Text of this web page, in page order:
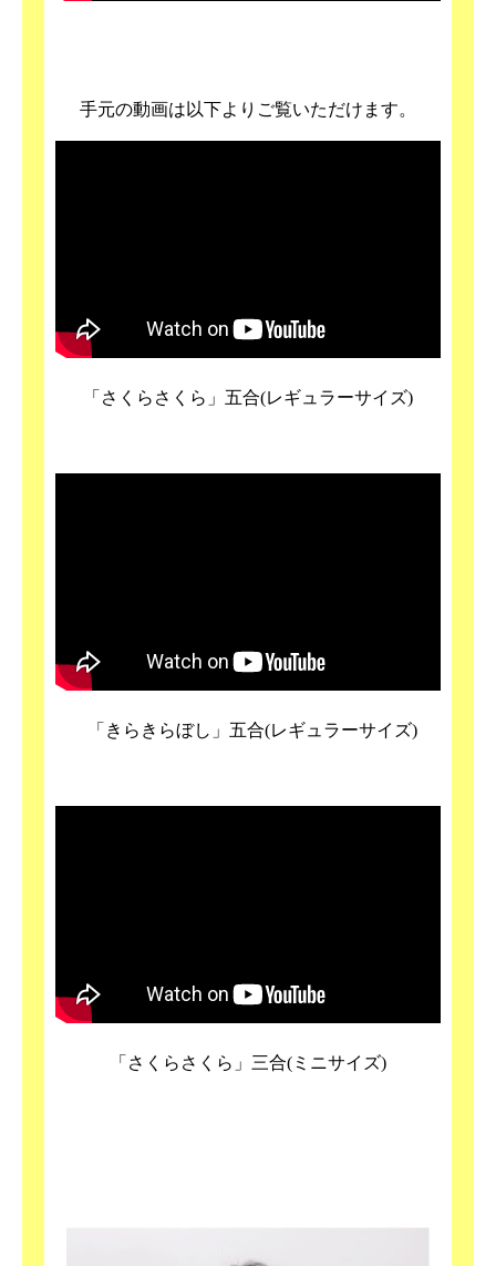
手元の動画は以下よりご覧いただけます。
「さくらさくら」五合(レギュラーサイズ)
「きらきらぼし」五合(レギュラーサイズ)
「さくらさくら」三合(ミニサイズ)